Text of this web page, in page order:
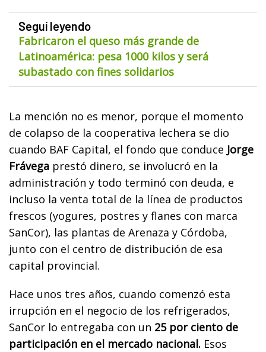
Seguí leyendo
Fabricaron el queso más grande de
Latinoamérica: pesa 1000 kilos y será
subastado con fines solidarios
La mención no es menor, porque el momento
de colapso de la cooperativa lechera se dio
cuando BAF Capital, el fondo que conduce Jorge
Frávega prestó dinero, se involucró en la
administración y todo terminó con deuda, e
incluso la venta total de la línea de productos
frescos (yogures, postres y flanes con marca
SanCor), las plantas de Arenaza y Córdoba,
junto con el centro de distribución de esa
capital provincial.
Hace unos tres años, cuando comenzó esta
irrupción en el negocio de los refrigerados,
SanCor lo entregaba con un 25 por ciento de
participación en el mercado nacional. Esos